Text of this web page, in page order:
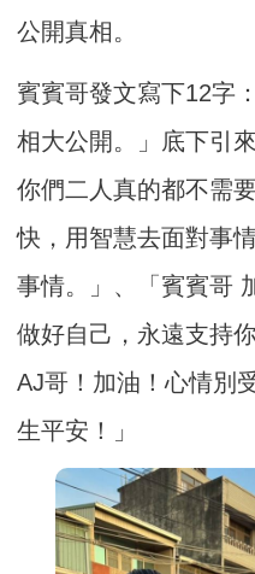
公開真相。
賓賓哥發文寫下12字
相大公開。」底下引
你們二人真的都不需
快，用智慧去面對事
事情。」、「賓賓哥
做好自己，永遠支持
AJ哥！加油！心情別
生平安！」